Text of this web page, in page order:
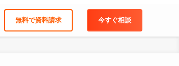
無料で資料請求 今すぐ相談